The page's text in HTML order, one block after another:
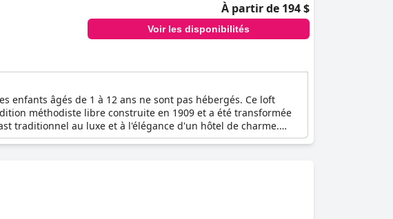
À partir de 194 $
Voir les disponibilités
enfants âgés de 1 à 12 ans ne sont pas hébergés. Ce loft
méthodiste libre construite en 1909 et a été transformée
traditionnel au luxe et à l'élégance d'un hôtel de charme.
petits-déjeuners de Chicago, qui vous fera vous sentir
calmes, privées et joliment aménagées. Les hôtes sont
d'édition est également disponible pour une location privée,
mariage, les familles et les événements d'entreprise.
personnalisées pour répondre à vos préférences.